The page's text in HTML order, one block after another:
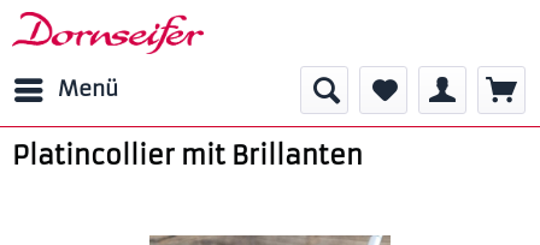
Menü
Platincollier mit Brillanten